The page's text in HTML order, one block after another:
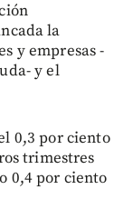
la
y empresas -
y el
0,3 por ciento
trimestres
0,4 por ciento